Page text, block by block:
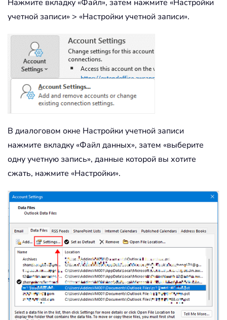
Нажмите вкладку «Файл», затем нажмите «Настройки
учетной записи» > «Настройки учетной записи».
В диалоговом окне Настройки учетной записи
нажмите вкладку «Файл данных», затем «выберите
одну учетную запись», данные которой вы хотите
сжать, нажмите «Настройки».